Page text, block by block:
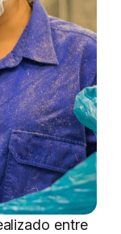
entre